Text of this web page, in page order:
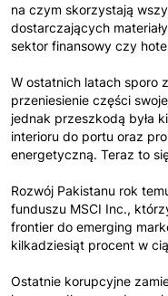
na czym skorzystają
dostarczających
sektor finansowy czy
W ostatnich latach sporo
przeniesienie części
jednak przeszkodą była
interioru do portu oraz
energetyczną. Teraz to
Rozwój Pakistanu rok
funduszu MSCI Inc.,
frontier do emerging
kilkadziesiąt procent w
Ostatnie korupcyjne